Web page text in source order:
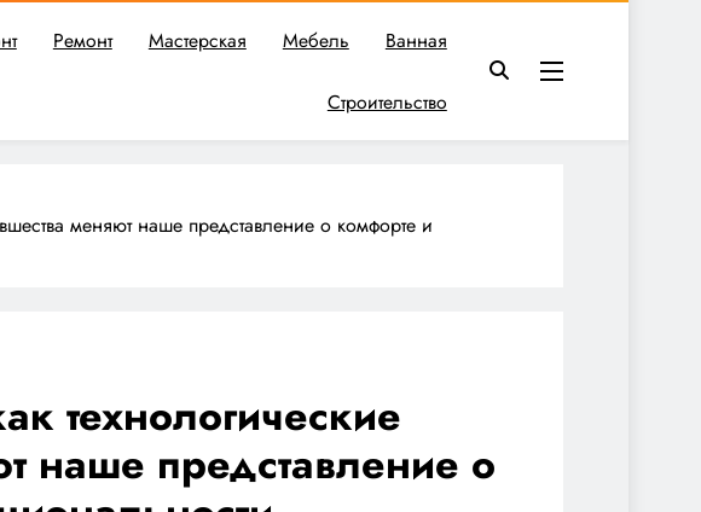
Советов вы найдете все необходимое для реализации своих идей!
Ремонт Мастерская Мебель Ванная
Строительство
меняют наше представление о комфорте и
технологические
наше представление о